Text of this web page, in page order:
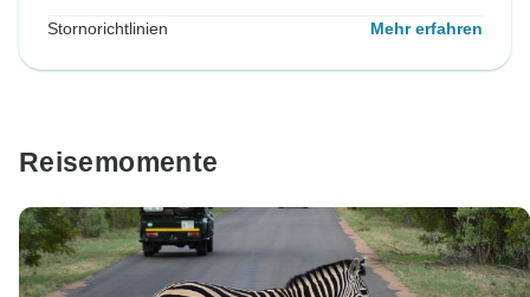
Stornorichtlinien Mehr erfahren
Reisemomente